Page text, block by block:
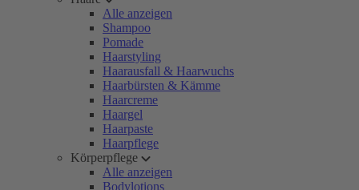
Alle anzeigen
Shampoo
Pomade
Haarstyling
Haarausfall & Haarwuchs
Haarbürsten & Kämme
Haarcreme
Haargel
Haarpaste
Haarpflege
Körperpflege
Alle anzeigen
Bodylotions